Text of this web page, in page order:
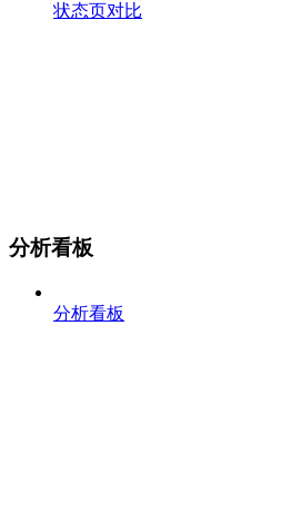
状态页对比
分析看板
分析看板